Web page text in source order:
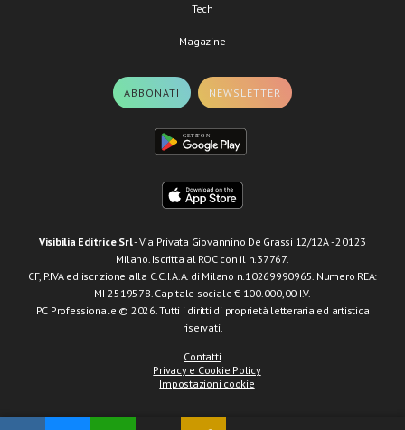
Tech
Magazine
ABBONATI NEWSLETTER
Visibilia Editrice Srl- Via Privata Giovannino De Grassi 12/12A - 20123
Milano. Iscritta al ROC con il n.37767.
CF, P.IVA ed iscrizione alla C.C.I.A.A. di Milano n.10269990965. Numero REA:
MI-2519578. Capitale sociale € 100.000,00 I.V.
PC Professionale © 2026. Tutti i diritti di proprietà letteraria ed artistica
riservati.
Contatti
Privacy e Cookie Policy
Impostazioni cookie